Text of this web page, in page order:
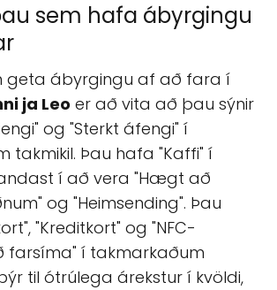
sem hafa ábyrgingu
geta ábyrgingu af að fara í
ja Leo er að vita að þau sýnir
og "Sterkt áfengi" í
takmikil. Þau hafa "Kaffi" í
í að vera "Hægt að
og "Heimsending". Þau
"Kreditkort" og "NFC-
farsíma" í takmarkaðum
til ótrúlega árekstur í kvöldi,